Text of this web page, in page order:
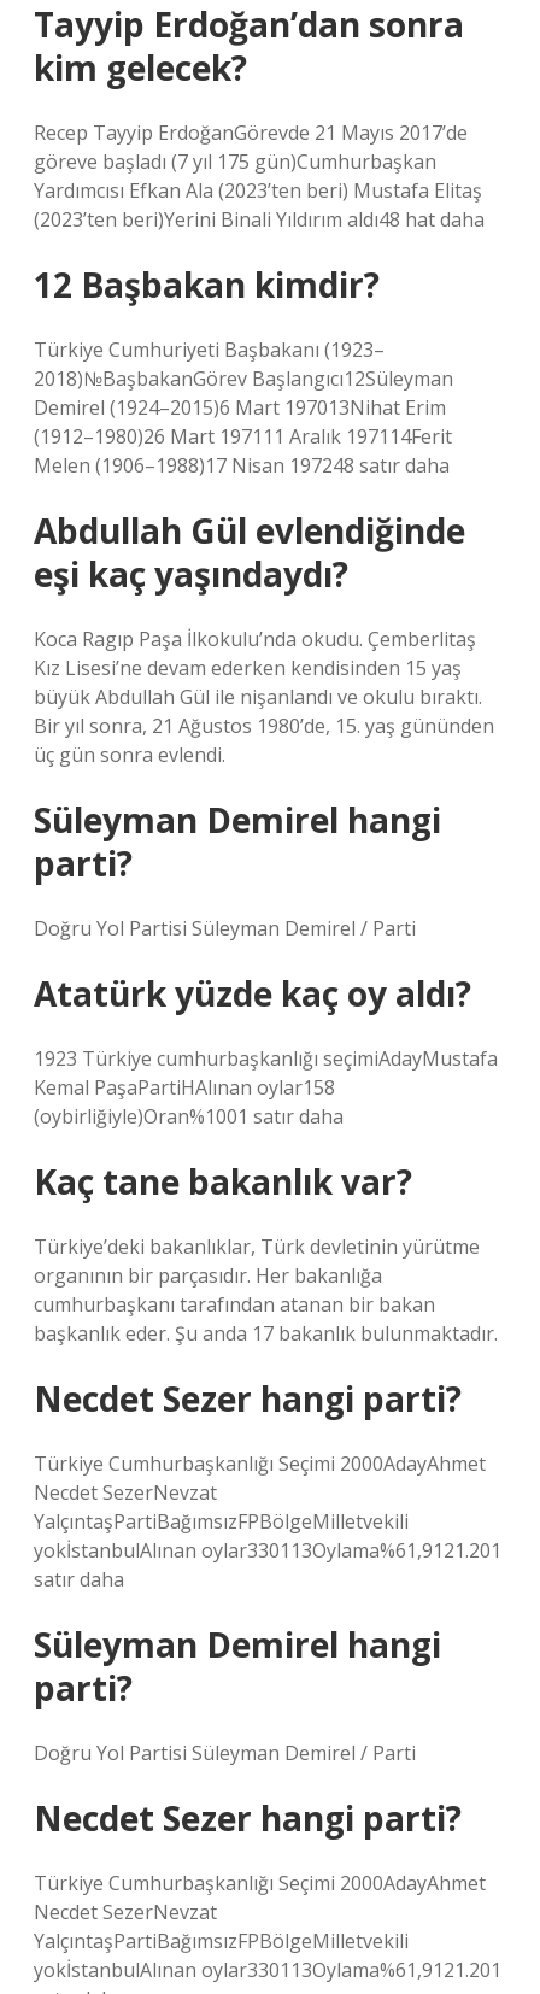
Tayyip Erdoğan’dan sonra
kim gelecek?
Recep Tayyip ErdoğanGörevde 21 Mayıs 2017’de
göreve başladı (7 yıl 175 gün)Cumhurbaşkan
Yardımcısı Efkan Ala (2023’ten beri) Mustafa Elitaş
(2023’ten beri)Yerini Binali Yıldırım aldı48 hat daha
12 Başbakan kimdir?
Türkiye Cumhuriyeti Başbakanı (1923–
2018)№BaşbakanGörev Başlangıcı12Süleyman
Demirel (1924–2015)6 Mart 197013Nihat Erim
(1912–1980)26 Mart 197111 Aralık 197114Ferit
Melen (1906–1988)17 Nisan 197248 satır daha
Abdullah Gül evlendiğinde
eşi kaç yaşındaydı?
Koca Ragıp Paşa İlkokulu’nda okudu. Çemberlitaş
Kız Lisesi’ne devam ederken kendisinden 15 yaş
büyük Abdullah Gül ile nişanlandı ve okulu bıraktı.
Bir yıl sonra, 21 Ağustos 1980’de, 15. yaş gününden
üç gün sonra evlendi.
Süleyman Demirel hangi
parti?
Doğru Yol Partisi Süleyman Demirel / Parti
Atatürk yüzde kaç oy aldı?
1923 Türkiye cumhurbaşkanlığı seçimiAdayMustafa
Kemal PaşaPartiHAlınan oylar158
(oybirliğiyle)Oran%1001 satır daha
Kaç tane bakanlık var?
Türkiye’deki bakanlıklar, Türk devletinin yürütme
organının bir parçasıdır. Her bakanlığa
cumhurbaşkanı tarafından atanan bir bakan
başkanlık eder. Şu anda 17 bakanlık bulunmaktadır.
Necdet Sezer hangi parti?
Türkiye Cumhurbaşkanlığı Seçimi 2000AdayAhmet
Necdet SezerNevzat
YalçıntaşPartiBağımsızFPBölgeMilletvekili
yokİstanbulAlınan oylar330113Oylama%61,9121.201
satır daha
Süleyman Demirel hangi
parti?
Doğru Yol Partisi Süleyman Demirel / Parti
Necdet Sezer hangi parti?
Türkiye Cumhurbaşkanlığı Seçimi 2000AdayAhmet
Necdet SezerNevzat
YalçıntaşPartiBağımsızFPBölgeMilletvekili
yokİstanbulAlınan oylar330113Oylama%61,9121.201